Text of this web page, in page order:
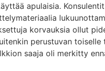
apulaisia.
korvauksia ollut
perustuvan toiselle
saaja oli merkitty